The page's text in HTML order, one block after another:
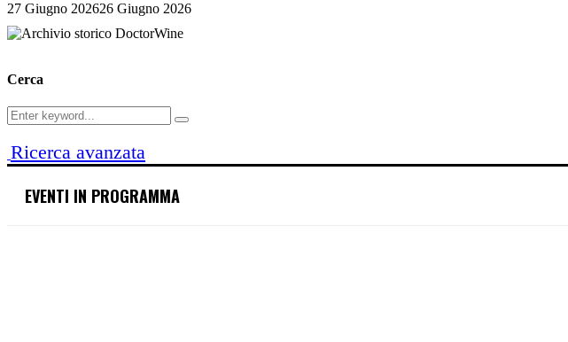
27 Giugno 202626 Giugno 2026
Cerca
Search
for:
Search
Ricerca avanzata
EVENTI IN PROGRAMMA